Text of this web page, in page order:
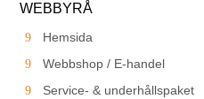
WEBBYRÅ
Hemsida
Webbshop / E-handel
Service- & underhållspaket